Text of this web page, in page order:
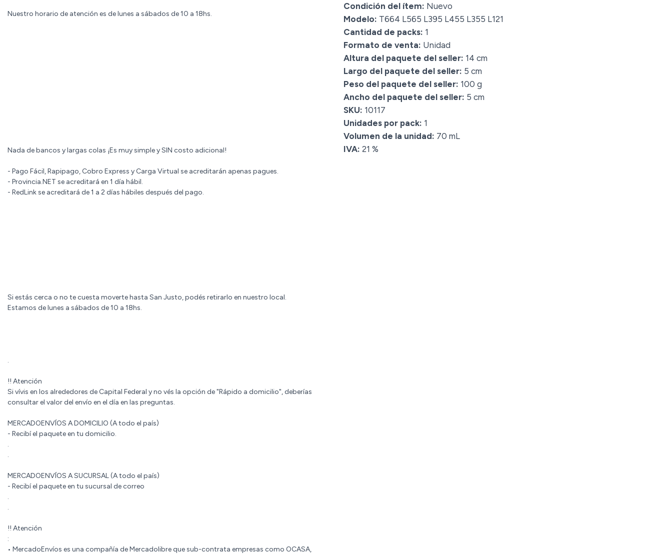
Nuestro horario de atención es de lunes a sábados de 10 a 18hs.
Nada de bancos y largas colas ¡Es muy simple y SIN costo adicional!
- Pago Fácil, Rapipago, Cobro Express y Carga Virtual se acreditarán apenas pagues.
- Provincia.NET se acreditará en 1 día hábil.
- RedLink se acreditará de 1 a 2 días hábiles después del pago.
Si estás cerca o no te cuesta moverte hasta San Justo, podés retirarlo en nuestro local.
Estamos de lunes a sábados de 10 a 18hs.
.
!! Atención
Si vívis en los alrededores de Capital Federal y no vés la opción de "Rápido a domicilio", deberías
consultar el valor del envío en el día en las preguntas.
MERCADOENVÍOS A DOMICILIO (A todo el país)
- Recibí el paquete en tu domicilio.
.
.
MERCADOENVÍOS A SUCURSAL (A todo el país)
- Recibí el paquete en tu sucursal de correo
.
.
!! Atención
:
• MercadoEnvíos es una compañía de Mercadolibre que sub-contrata empresas como OCASA,
Condición del ítem: Nuevo
Modelo: T664 L565 L395 L455 L355 L121
Cantidad de packs: 1
Formato de venta: Unidad
Altura del paquete del seller: 14 cm
Largo del paquete del seller: 5 cm
Peso del paquete del seller: 100 g
Ancho del paquete del seller: 5 cm
SKU: 10117
Unidades por pack: 1
Volumen de la unidad: 70 mL
IVA: 21 %